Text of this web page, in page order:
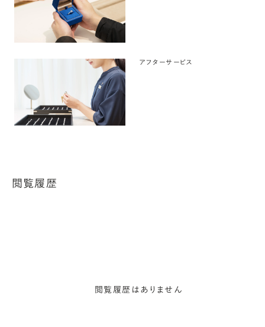
アフターサービス
閲覧履歴
閲覧履歴はありません